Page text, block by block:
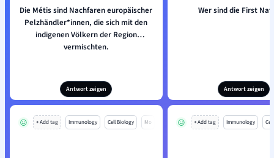
Die Métis sind Nachfaren europäischer
Pelzhändler*innen, die sich mit den
indigenen Völkern der Region
vermischten.
Antwort zeigen
Wer sind die First
Antwort zeigen
+ Add tag Immunology Cell Biology Mo + Add tag Immunology